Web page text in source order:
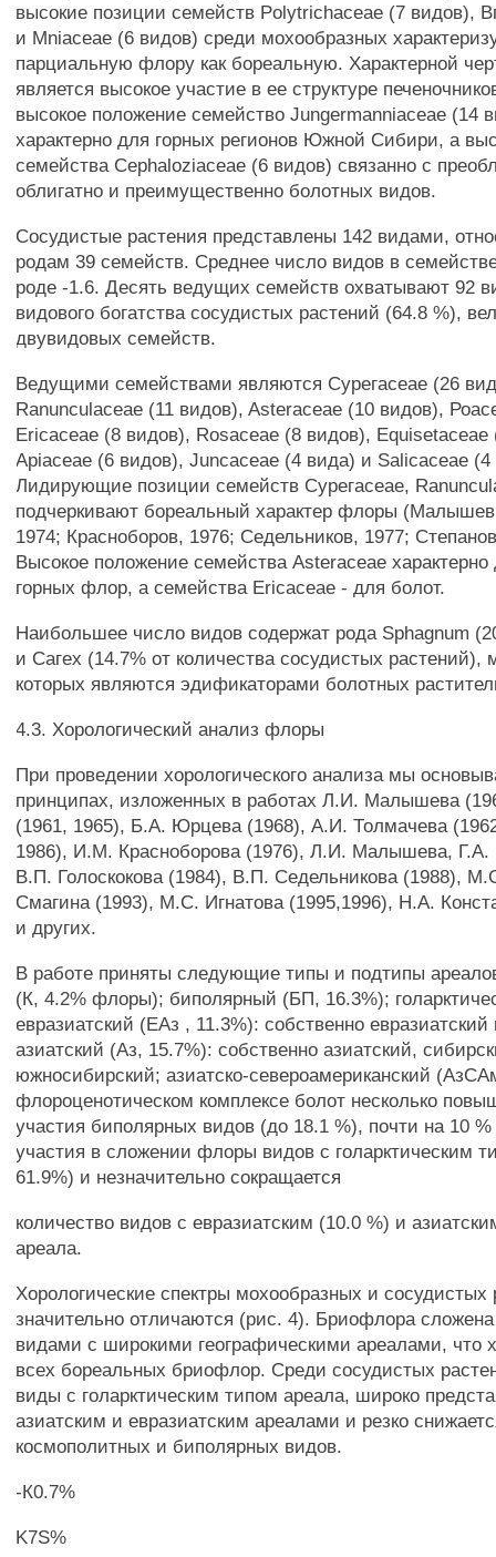
высокие позиции семейств Polytrichaceae (7 видов),
и Mniaceae (6 видов) среди мохообразных
парциальную флору как бореальную. Характерной
является высокое участие в ее структуре
высокое положение семейство Jungermanniaceae (14
характерно для горных регионов Южной Сибири, а
семейства Cephaloziaceae (6 видов) связанно с
облигатно и преимущественно болотных видов.
Сосудистые растения представлены 142 видами,
родам 39 семейств. Среднее число видов в
роде -1.6. Десять ведущих семейств охватывают 92
видового богатства сосудистых растений (64.8 %),
двувидовых семейств.
Ведущими семействами являются Сурегасеае (26
Ranunculaceae (11 видов), Asteraceae (10 видов),
Ericaceae (8 видов), Rosaceae (8 видов), Equisetaceae
Apiaceae (6 видов), Juncaceae (4 вида) и Salicaceae
Лидирующие позиции семейств Сурегасеае,
подчеркивают бореальный характер флоры
1974; Красноборов, 1976; Седельников, 1977;
Высокое положение семейства Asteraceae
горных флор, а семейства Ericaceae - для болот.
Наибольшее число видов содержат рода Sphagnum
и Сагех (14.7% от количества сосудистых растений),
которых являются эдификаторами болотных
4.3. Хорологический анализ флоры
При проведении хорологического анализа мы
принципах, изложенных в работах Л.И. Малышева
(1961, 1965), Б.А. Юрцева (1968), А.И. Толмачева
1986), И.М. Красноборова (1976), Л.И. Малышева, Г.А.
В.П. Голоскокова (1984), В.П. Седельникова (1988),
Смагина (1993), М.С. Игнатова (1995,1996), Н.А.
и других.
В работе приняты следующие типы и подтипы
(К, 4.2% флоры); биполярный (БП, 16.3%);
евразиатский (ЕАз , 11.3%): собственно
азиатский (Аз, 15.7%): собственно азиатский,
южносибирский; азиатско-североамериканский
флороценотическом комплексе болот несколько
участия биполярных видов (до 18.1 %), почти на 10 %
участия в сложении флоры видов с голарктическим
61.9%) и незначительно сокращается
количество видов с евразиатским (10.0 %) и
ареала.
Хорологические спектры мохообразных и сосудистых
значительно отличаются (рис. 4). Бриофлора
видами с широкими географическими ареалами, что
всех бореальных бриофлор. Среди сосудистых
виды с голарктическим типом ареала, широко
азиатским и евразиатским ареалами и резко
космополитных и биполярных видов.
-К0.7%
K7S%